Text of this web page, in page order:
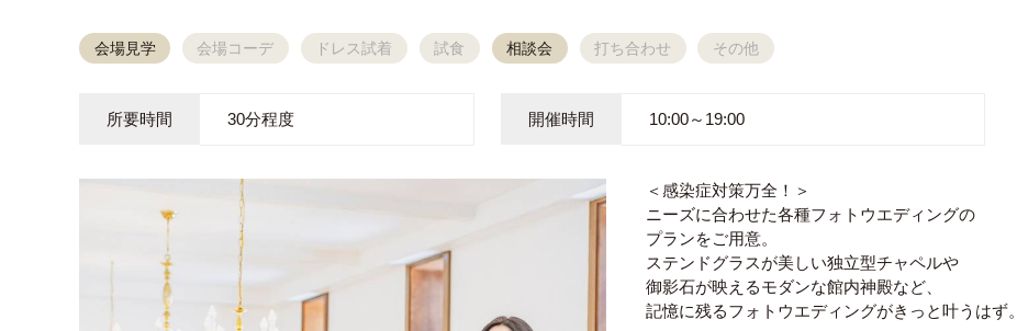
会場見学 会場コーデ ドレス試着 試食 相談会 打ち合わせ その他
所要時間 30分程度 開催時間 10:00～19:00
＜感染症対策万全！＞
ニーズに合わせた各種フォトウエディングの
プランをご用意。
ステンドグラスが美しい独立型チャペルや
御影石が映えるモダンな館内神殿など、
記憶に残るフォトウエディングがきっと叶うはず。